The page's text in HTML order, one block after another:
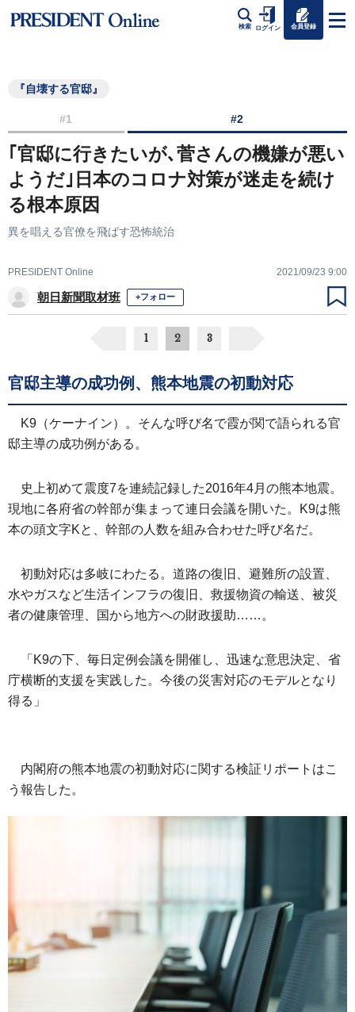
検索 ログイン 会員登録
『自壊する官邸』
#1 #2
｢官邸に行きたいが､菅さんの機嫌が悪い
ようだ｣日本のコロナ対策が迷走を続け
る根本原因
異を唱える官僚を飛ばす恐怖統治
PRESIDENT Online 2021/09/23 9:00
朝日新聞取材班 +フォロー
1 2 3
官邸主導の成功例、熊本地震の初動対応
K9（ケーナイン）。そんな呼び名で霞が関で語られる官
邸主導の成功例がある。
史上初めて震度7を連続記録した2016年4月の熊本地震。
現地に各府省の幹部が集まって連日会議を開いた。K9は熊
本の頭文字Kと、幹部の人数を組み合わせた呼び名だ。
初動対応は多岐にわたる。道路の復旧、避難所の設置、
水やガスなど生活インフラの復旧、救援物資の輸送、被災
者の健康管理、国から地方への財政援助……。
「K9の下、毎日定例会議を開催し、迅速な意思決定、省
庁横断的支援を実践した。今後の災害対応のモデルとなり
得る」
内閣府の熊本地震の初動対応に関する検証リポートはこ
う報告した。